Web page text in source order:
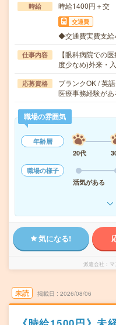
時給 時給1400円＋交
交通費
◆交通費実費支給
仕事内容
【眼科病院での
度少なめ)外来・
応募資格
ブランクOK / 英
医療事務経験が
職場の雰囲気
年齢層
20代
職場の様子
活気がある
気になる!
派遣会社
未読 掲載日 2026/08/06